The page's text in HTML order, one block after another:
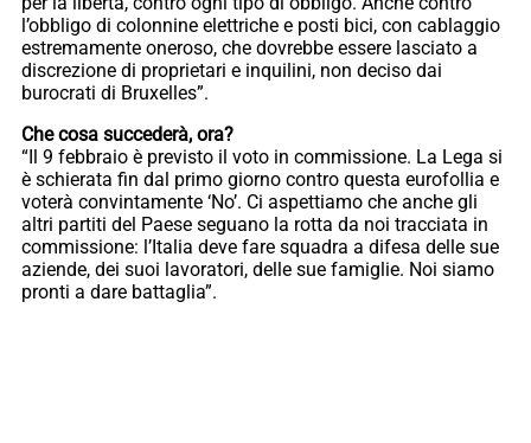
l’obbligo di colonnine elettriche e posti bici, con cablaggio
estremamente oneroso, che dovrebbe essere lasciato a
discrezione di proprietari e inquilini, non deciso dai
burocrati di Bruxelles”.
Che cosa succederà, ora?
“Il 9 febbraio è previsto il voto in commissione. La Lega si
è schierata fin dal primo giorno contro questa eurofollia e
voterà convintamente ‘No’. Ci aspettiamo che anche gli
altri partiti del Paese seguano la rotta da noi tracciata in
commissione: l’Italia deve fare squadra a difesa delle sue
aziende, dei suoi lavoratori, delle sue famiglie. Noi siamo
pronti a dare battaglia”.